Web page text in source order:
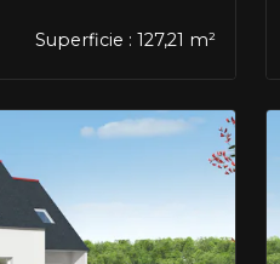
Superficie : 127,21 m²